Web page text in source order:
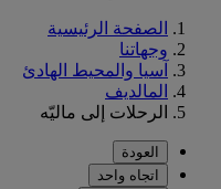
الصفحة الرئيسية
وجهاتنا
آسيا والمحيط الهادئ
المالديف
الرحلات إلى ماليّه
العودة
اتجاه واحد